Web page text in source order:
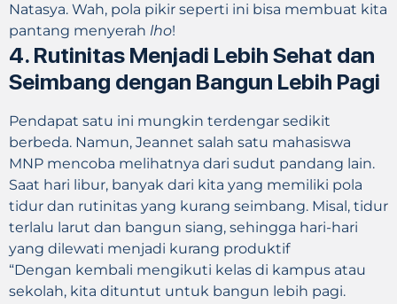
Natasya. Wah, pola pikir seperti ini bisa membuat kita
pantang menyerah lho!
4. Rutinitas Menjadi Lebih Sehat dan
Seimbang dengan Bangun Lebih Pagi
Pendapat satu ini mungkin terdengar sedikit
berbeda. Namun, Jeannet salah satu mahasiswa
MNP mencoba melihatnya dari sudut pandang lain.
Saat hari libur, banyak dari kita yang memiliki pola
tidur dan rutinitas yang kurang seimbang. Misal, tidur
terlalu larut dan bangun siang, sehingga hari-hari
yang dilewati menjadi kurang produktif
“Dengan kembali mengikuti kelas di kampus atau
sekolah, kita dituntut untuk bangun lebih pagi.